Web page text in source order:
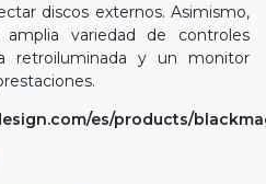
discos externos. Asimismo,
variedad de controles
retroiluminada y un monitor
es/products/